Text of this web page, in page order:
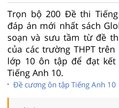
Trọn bộ 200 Đề thi
đáp án mới nhất sách
soạn và sưu tầm từ đề
của các trường THPT
lớp 10 ôn tập để đạt
Tiếng Anh 10.
Đề cương ôn tập Tiếng Anh 10